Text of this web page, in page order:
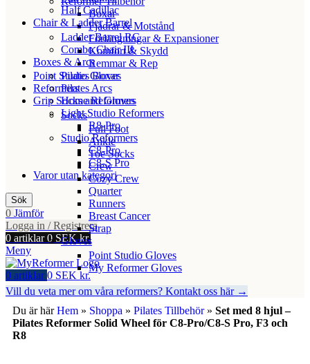
Boxar
Fjädrar & Motstånd
Förlängningar & Expansioner
Komfort & Skydd
Remmar & Rep
Point Studio Gloves
Reformers
Home Reformers
Light Studio Reformers
R8-Pro
Studio Reformers
C8-Pro
C8-S Pro
Varor utan kategori
Sök
0 Jämför
Logga in / Registrera
0 artiklar0 SEK kr.
Meny
0 artiklar0 SEK kr.
Half Cadillac
Chair & Ladder Barrel
Ladder Barrel RC
Combo Chair III
Boxes & Arcs
Pilates Boxar
Pilates Arcs
Grip Socks and Gloves
Socks
Full Foot
Ankle
Toe Socks
Crew
Cozy Crew
Quarter
Runners
Breast Cancer
Strap
Gloves
Point Studio Gloves
My Reformer Gloves
Vill du veta mer om våra reformers? Kontakt oss här →
Du är härHem » Shoppa » Pilates Tillbehör» Set med 8 hjul –
Pilates Reformer Solid Wheel för C8-Pro/C8-S Pro, F3 och
R8